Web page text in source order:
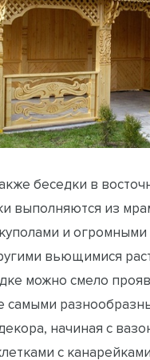
беседки в
выполняются из
и огромными
вьющимися
можно смело
самыми
начиная с
с